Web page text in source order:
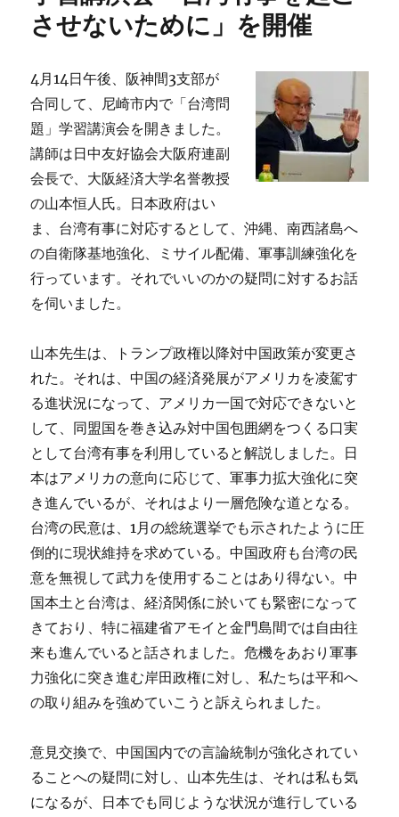
ー
前
田
清
長
が
講
へ
の
させないために」を開催
4月14日午後、阪神間3支部が
合同して、尼崎市内で「台湾問
題」学習講演会を開きました。
講師は日中友好協会大阪府連副
会長で、大阪経済大学名誉教授
の山本恒人氏。日本政府はい
ま、台湾有事に対応するとして、沖縄、南西諸島へ
の自衛隊基地強化、ミサイル配備、軍事訓練強化を
行っています。それでいいのかの疑問に対するお話
を伺いました。
山本先生は、トランプ政権以降対中国政策が変更さ
れた。それは、中国の経済発展がアメリカを凌駕す
る進状況になって、アメリカ一国で対応できないと
して、同盟国を巻き込み対中国包囲網をつくる口実
として台湾有事を利用していると解説しました。日
本はアメリカの意向に応じて、軍事力拡大強化に突
き進んでいるが、それはより一層危険な道となる。
台湾の民意は、1月の総統選挙でも示されたように圧
倒的に現状維持を求めている。中国政府も台湾の民
意を無視して武力を使用することはあり得ない。中
国本土と台湾は、経済関係に於いても緊密になって
きており、特に福建省アモイと金門島間では自由往
来も進んでいると話されました。危機をあおり軍事
力強化に突き進む岸田政権に対し、私たちは平和へ
の取り組みを強めていこうと訴えられました。
意見交換で、中国国内での言論統制が強化されてい
ることへの疑問に対し、山本先生は、それは私も気
になるが、日本でも同じような状況が進行している